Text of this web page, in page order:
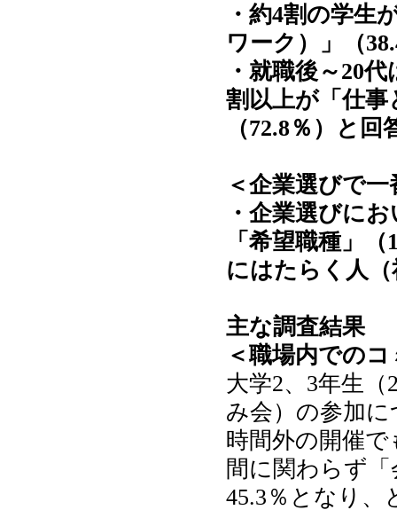
・約4割の学生
ワーク）」（
・就職後～20
割以上が「仕
（72.8％）と回
＜企業選びで
・企業選びに
「希望職種」
にはたらく人
主な調査結果
＜職場内での
大学2、3年生
み会）の参加
時間外の開催
間に関わらず
45.3％となり